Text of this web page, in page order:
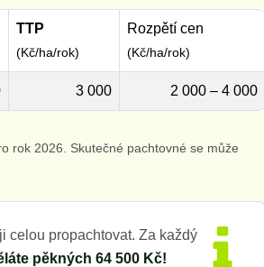
TTP
(Kč/ha/rok)
Rozpětí cen
(Kč/ha/rok)
3 000 2 000 – 4 000
rok 2026. Skutečné pachtovné se může
celou propachtovat. Za každý
pěkných 64 500 Kč!